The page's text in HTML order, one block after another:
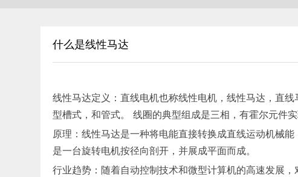
什么是线性马达
线性马达定义：直线电机也称线性电机，线性马达，直
型槽式，和管式。 线圈的典型组成是三相，有霍尔元件实
原理：线性马达是一种将电能直接转换成直线运动机械
是一台旋转电机按径向剖开，并展成平面而成。
行业趋势：随着自动控制技术和微型计算机的高速发展